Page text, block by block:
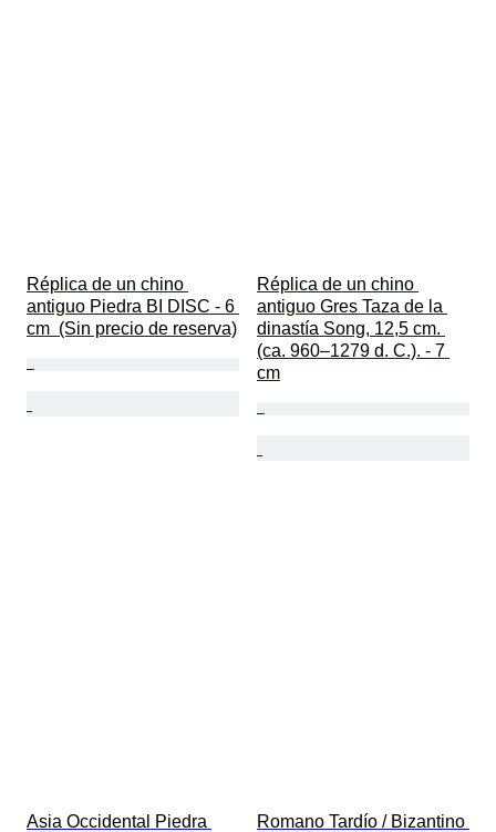
Réplica de un chino
antiguo Piedra BI DISC - 6
cm  (Sin precio de reserva)
Réplica de un chino
antiguo Gres Taza de la
dinastía Song, 12,5 cm.
(ca. 960–1279 d. C.). - 7
cm
Asia Occidental Piedra
Romano Tardío / Bizantino